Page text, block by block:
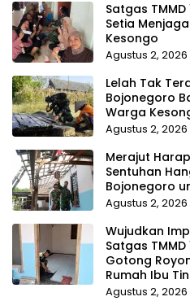
Satgas
Setia
Kesongo
Agustus 2, 2026
Lelah Tak
Bojonegoro
Warga
Agustus 2, 2026
Merajut
Sentuhan
Bojonegoro
Agustus 2, 2026
Wujudkan
Satgas
Gotong
Rumah Ibu
Agustus 2, 2026